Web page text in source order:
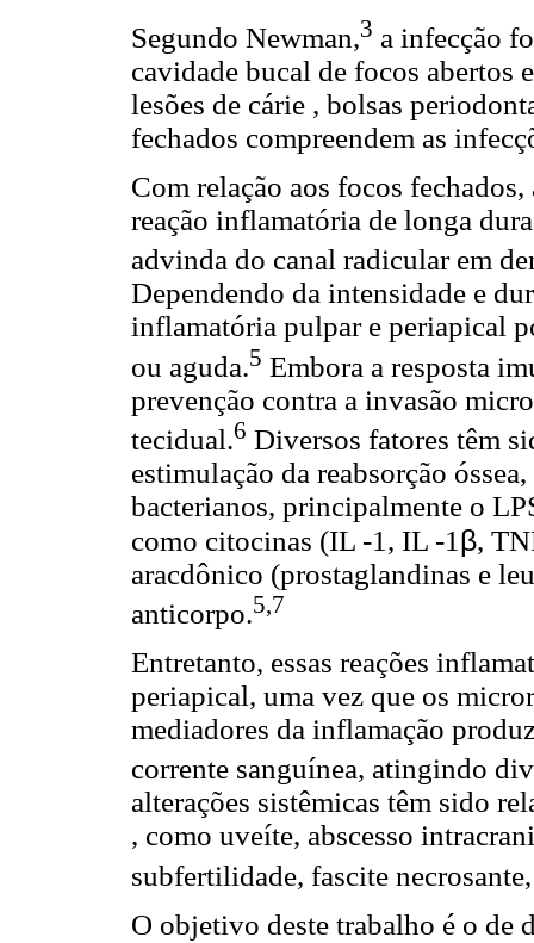
Segundo Newman,3 a infecção
cavidade bucal de focos abertos
lesões de cárie , bolsas
fechados compreendem as
Com relação aos focos
reação inflamatória de longa
advinda do canal radicular em
Dependendo da intensidade e
inflamatória pulpar e periapical
ou aguda.5 Embora a resposta
prevenção contra a invasão
tecidual.6 Diversos fatores têm
estimulação da reabsorção
bacterianos, principalmente o
como citocinas (IL -1, IL -1 β,
aracdônico (prostaglandinas e
anticorpo.5,7
Entretanto, essas reações
periapical, uma vez que os
mediadores da inflamação
corrente sanguínea, atingindo
alterações sistêmicas têm sido
, como uveíte, abscesso
subfertilidade, fascite
O objetivo deste trabalho é o de